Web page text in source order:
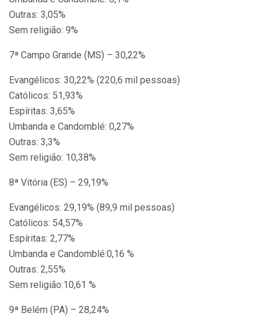
Outras: 3,05%
Sem religião: 9%
7ª Campo Grande (MS) – 30,22%
Evangélicos: 30,22% (220,6 mil pessoas)
Católicos: 51,93%
Espíritas: 3,65%
Umbanda e Candomblé: 0,27%
Outras: 3,3%
Sem religião: 10,38%
8ª Vitória (ES) – 29,19%
Evangélicos: 29,19% (89,9 mil pessoas)
Católicos: 54,57%
Espíritas: 2,77%
Umbanda e Candomblé:0,16 %
Outras: 2,55%
Sem religião:10,61 %
9ª Belém (PA) – 28,24%